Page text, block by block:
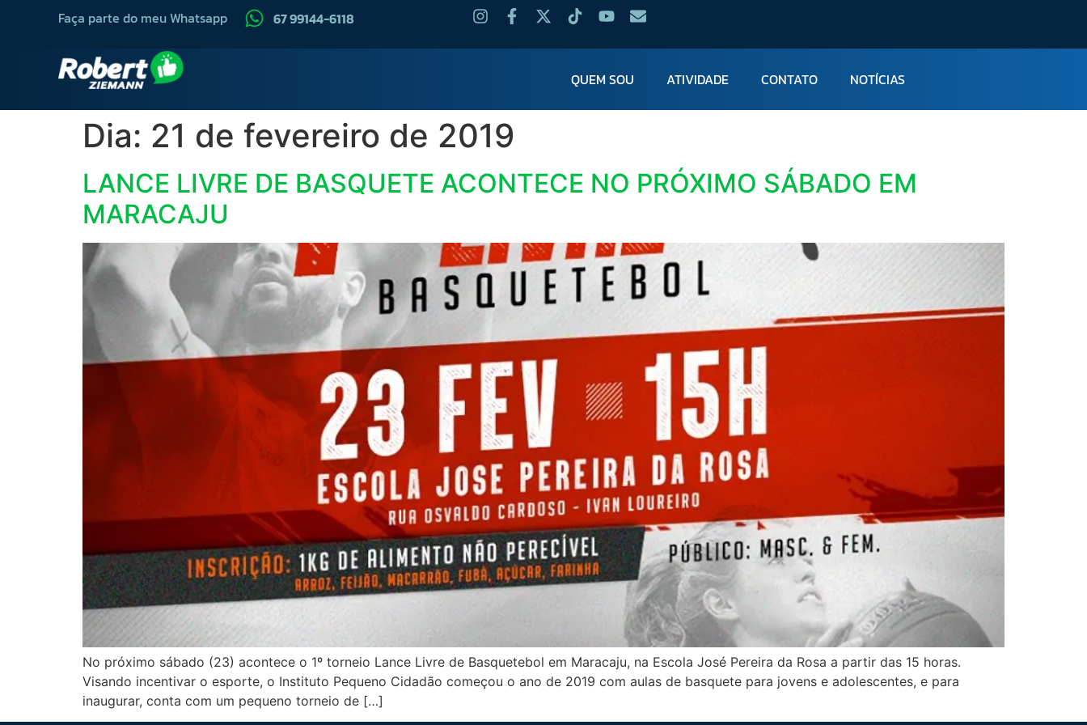
Faça parte do meu Whatsapp 67 99144-6118
QUEM SOU ATIVIDADE CONTATO NOTÍCIAS
Dia: 21 de fevereiro de 2019
LANCE LIVRE DE BASQUETE ACONTECE NO PRÓXIMO SÁBADO EM
MARACAJU
No próximo sábado (23) acontece o 1º torneio Lance Livre de Basquetebol em Maracaju, na Escola José Pereira da Rosa a partir das 15 horas.
Visando incentivar o esporte, o Instituto Pequeno Cidadão começou o ano de 2019 com aulas de basquete para jovens e adolescentes, e para
inaugurar, conta com um pequeno torneio de […]